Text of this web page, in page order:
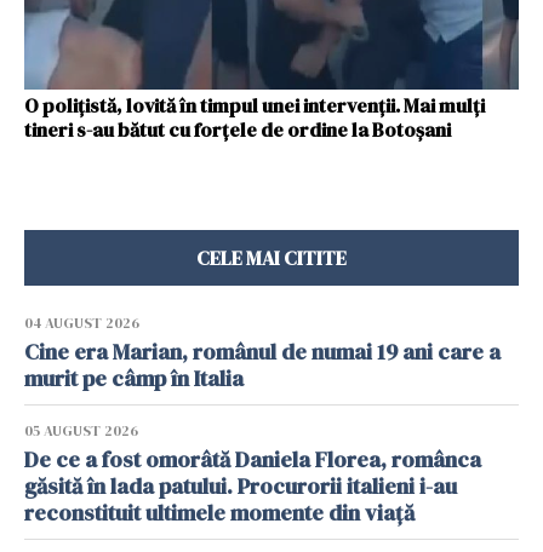
O polițistă, lovită în timpul unei intervenții. Mai mulți
tineri s-au bătut cu forțele de ordine la Botoșani
CELE MAI CITITE
04 AUGUST 2026
Cine era Marian, românul de numai 19 ani care a
murit pe câmp în Italia
05 AUGUST 2026
De ce a fost omorâtă Daniela Florea, românca
găsită în lada patului. Procurorii italieni i-au
reconstituit ultimele momente din viață